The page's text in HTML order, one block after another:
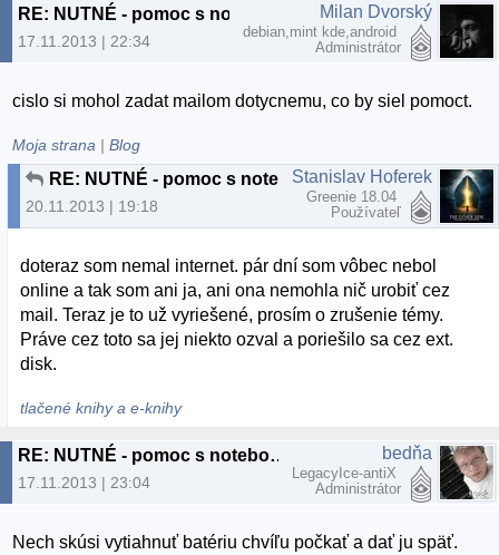
17.11.2013 | 22:34
Milan Dvorský
debian,mint kde,android
Administrátor
cislo si mohol zadat mailom dotycnemu, co by siel pomoct.
Moja strana |Blog
RE: NUTNÉ - pomoc s notebookom, Bratislava nové mesto
20.11.2013 | 19:18
Stanislav Hoferek
Greenie 18.04
Používateľ
doteraz som nemal internet. pár dní som vôbec nebol
online a tak som ani ja, ani ona nemohla nič urobiť cez
mail. Teraz je to už vyriešené, prosím o zrušenie témy.
Práve cez toto sa jej niekto ozval a poriešilo sa cez ext.
disk.
tlačené knihy a e-knihy
RE: NUTNÉ - pomoc s notebookom, Bratislava nové mesto
17.11.2013 | 23:04
bedňa
LegacyIce-antiX
Administrátor
Nech skúsi vytiahnuť batériu chvíľu počkať a dať ju späť.